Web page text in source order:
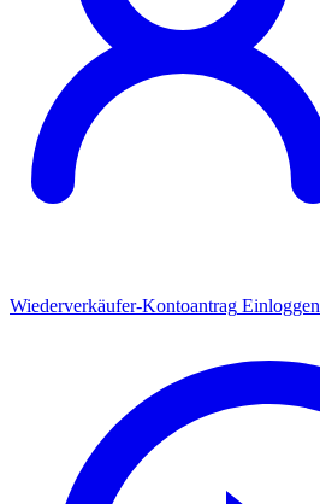
Wiederverkäufer-Kontoantrag Einloggen